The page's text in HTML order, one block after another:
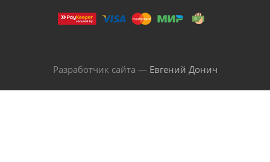
Разработчик сайта — Евгений Донич